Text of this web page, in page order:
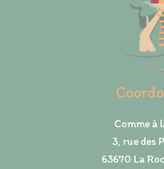
Comme à
3, rue des
63670 La